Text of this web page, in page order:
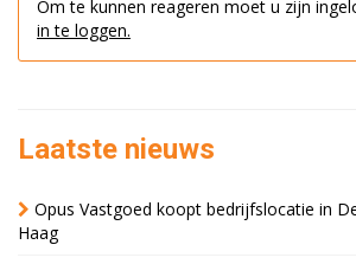
Om te kunnen reageren moet u zijn
in te loggen.
Laatste nieuws
Opus Vastgoed koopt bedrijfslocatie in
Haag